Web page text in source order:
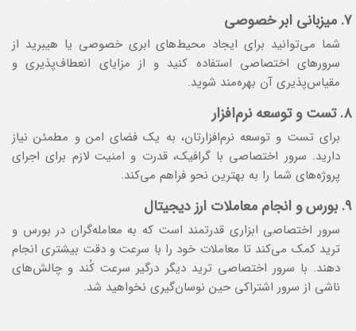
۷. میزبانی ابر خصوصی
شما می‌توانید برای ایجاد محیط‌های ابری خصوصی یا هیبرید از
سرورهای اختصاصی استفاده کنید و از مزایای انعطاف‌پذیری و
مقیاس‌پذیری آن بهره‌مند شوید.
۸. تست و توسعه نرم‌افزار
برای تست و توسعه نرم‌افزارتان، به یک فضای امن و مطمئن نیاز
دارید. سرور اختصاصی با گرافیک، قدرت و امنیت لازم برای اجرای
پروژه‌های شما را به بهترین نحو فراهم می‌کند.
۹. بورس و انجام معاملات ارز دیجیتال
سرور اختصاصی ابزاری قدرتمند است که به معامله‌گران در بورس و
ترید کمک می‌کند تا معاملات خود را با سرعت و دقت بیشتری انجام
دهند. با سرور اختصاصی ترید دیگر درگیر سرعت کُند و چالش‌های
ناشی از سرور اشتراکی حین نوسان‌گیری نخواهید شد.